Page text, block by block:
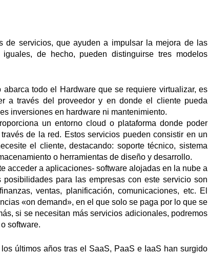
servicios, que ayuden a impulsar la mejora de las
de hecho, pueden distinguirse tres modelos
abarca todo el Hardware que se requiere virtualizar, es
a través del proveedor y en donde el cliente pueda
inversiones en hardware ni mantenimiento.
un entorno cloud o plataforma donde poder
de la red. Estos servicios pueden consistir en un
el cliente, destacando: soporte técnico, sistema
o herramientas de diseño y desarrollo.
acceder a aplicaciones- software alojadas en la nube a
para las empresas con este servicio son
ventas, planificación, comunicaciones, etc. El
«on demand», en el que solo se paga por lo que se
si se necesitan más servicios adicionales, podremos
software.
últimos años tras el SaaS, PaaS e IaaS han surgido